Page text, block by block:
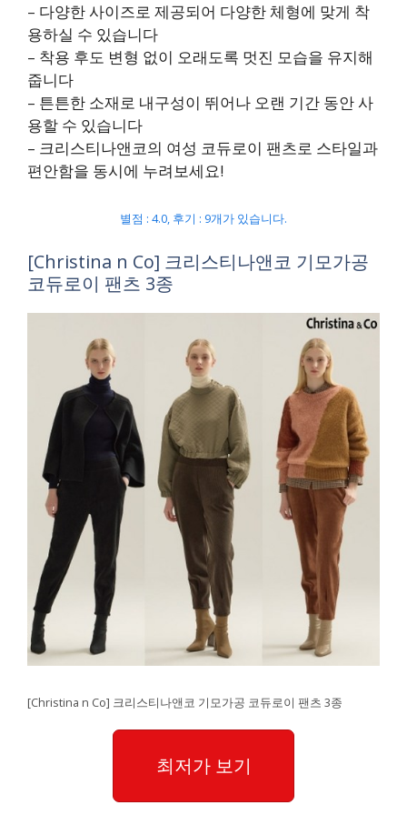
– 다양한 사이즈로 제공되어 다양한 체형에 맞게 착
용하실 수 있습니다
– 착용 후도 변형 없이 오래도록 멋진 모습을 유지해
줍니다
– 튼튼한 소재로 내구성이 뛰어나 오랜 기간 동안 사
용할 수 있습니다
– 크리스티나앤코의 여성 코듀로이 팬츠로 스타일과
편안함을 동시에 누려보세요!
별점 : 4.0, 후기 : 9개가 있습니다.
[Christina n Co] 크리스티나앤코 기모가공
코듀로이 팬츠 3종
[Christina n Co] 크리스티나앤코 기모가공 코듀로이 팬츠 3종
최저가 보기